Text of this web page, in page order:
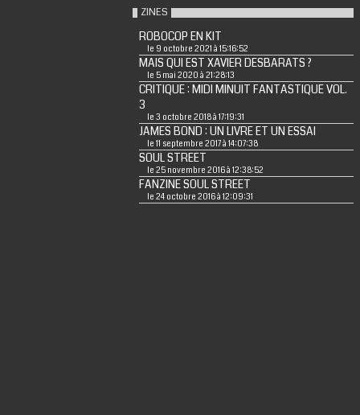
ZINES
ROBOCOP EN KIT
le 9 octobre 2021 à 15:16:52
MAIS QUI EST XAVIER DESBARATS ?
le 5 mai 2020 à 21:28:13
CRITIQUE : MIDI MINUIT FANTASTIQUE VOL.
3
le 3 octobre 2018 à 17:19:31
JAMES BOND : UN LIVRE ET UN ESSAI
le 11 septembre 2017 à 14:07:38
SOUL STREET
le 25 novembre 2016 à 12:38:52
FANZINE SOUL STREET
le 24 octobre 2016 à 12:09:31